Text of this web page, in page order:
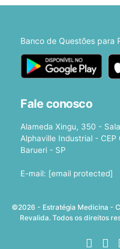
Banco de Questões para
Fale conosco
Alameda Xingu, 350 -
Alphaville Industrial - CEP
Barueri - SP
E-mail: [email protected]
©2026 - Estratégia Medicina -
Revalida. Todos os direitos